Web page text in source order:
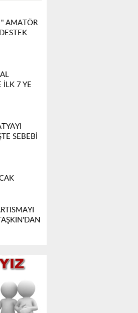
" AMATÖR
İLK 7 YE
SEBEBİ